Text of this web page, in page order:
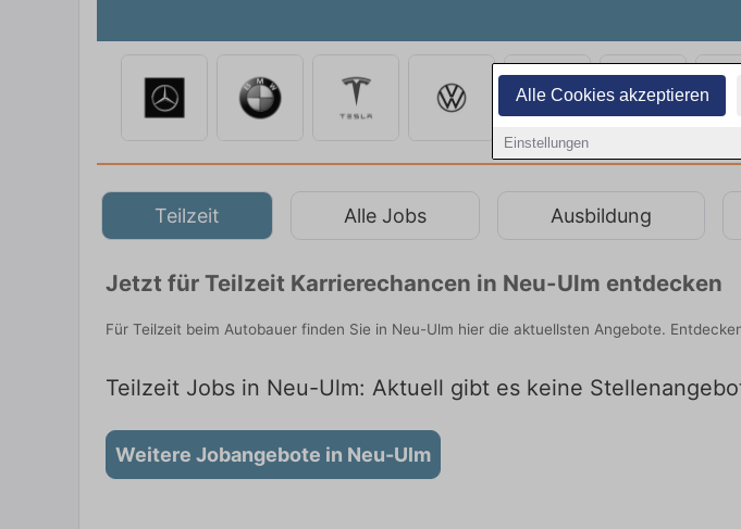
Alle Cookies akzeptieren
Einstellungen
Teilzeit Alle Jobs Ausbildung
Jetzt für Teilzeit Karrierechancen in Neu-Ulm entdecken
Für Teilzeit beim Autobauer finden Sie in Neu-Ulm hier die aktuellsten Angebote.
Teilzeit Jobs in Neu-Ulm: Aktuell gibt es keine
Weitere Jobangebote in Neu-Ulm